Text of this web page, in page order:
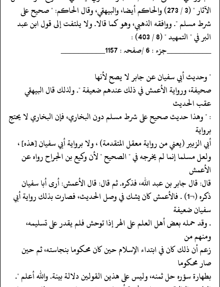
‏‏‏‏الآثار " (3 / 273) والحاكم أيضا، والبيهقي، وقال الحاكم: " صحيح على
‏‏‏‏شرط مسلم ". ووافقه الذهبي، وهو كما قالا. ولا يلتفت إلى قول ابن عبد
‏‏‏‏البر في " التمهيد " (8 / 403) :
‏‏‏‏__________جزء : 6 /صفحہ : 1157__________
‏‏‏‏" وحديث أبي سفيان عن جابر لا يصح لأنها
‏‏‏‏صحيفة، ورواية الأعمش في ذلك عندهم ضعيفة ". ولذلك قال البيهقي
عقب الحديث
‏‏‏‏: " وهذا حديث صحيح على شرط مسلم دون البخاري، فإن البخاري لا يحتج
برواية
‏‏‏‏أبي الزبير (يعني من رواية معقل المتقدمة) ، ولا برواية أبي سفيان [هذه] ،
‏‏‏‏ولعل مسلما إنما لم يخرجه في " الصحيح " لأن وكيع بن الجراح رواه عن
الأعمش
‏‏‏‏قال: قال جابر بن عبد الله، فذكره. ثم قال: قال الأعمش: أرى أبا سفيان
‏‏‏‏ذكره (¬1) . فالأعمش كان يشك في وصل الحديث، فصارت بذلك رواية أبي
سفيان ضعيفة
‏‏‏‏. وقد حمله بعض أهل العلم على الهر إذا توحش فلم يقدر على تسليمه،
ومنهم من
‏‏‏‏زعم أن ذلك كان في ابتداء الإسلام حين كان محكوما بنجاسته، ثم حين
صار محكوما
‏‏‏‏بطهارة سؤره حل ثمنه، وليس على هذين القولين دلالة بينة. والله أعلم ".